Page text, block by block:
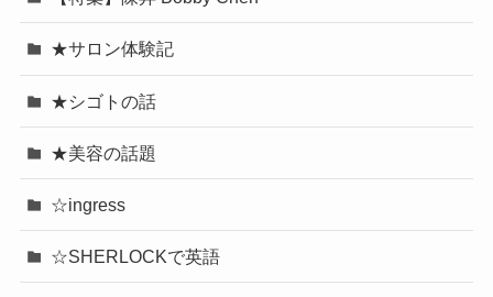
★サロン体験記
★シゴトの話
★美容の話題
☆ingress
☆SHERLOCKで英語